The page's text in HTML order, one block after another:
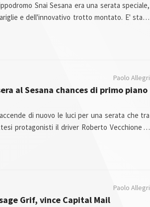
Snai Sesana era una serata speciale,
e dell'innovativo trotto montato. E' stato
hanno potuto apprezzare: entrambi i due
belli.
Paolo Allegri
al Sesana chances di primo piano
di nuovo le luci per una serata che tra
protagonisti il driver Roberto Vecchione. Il
della Germania ha ottime chances nei tre
Paolo Allegri
Grif, vince Capital Mail